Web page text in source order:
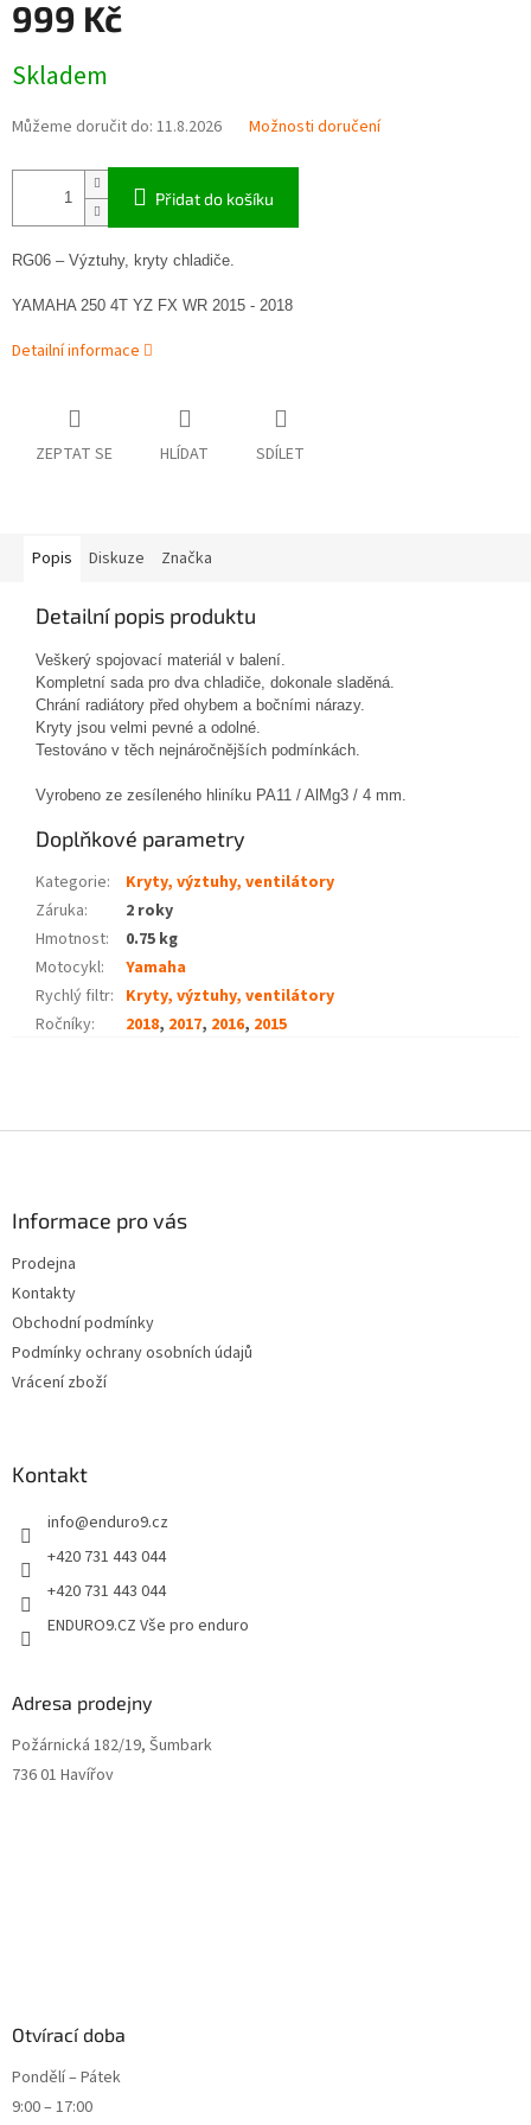
999 Kč
cena:
Skladem
Můžeme doručit do: 11.8.2026 Možnosti doručení
Přidat do košíku
RG06 – Výztuhy, kryty chladiče.
YAMAHA 250 4T YZ FX WR 2015 - 2018
Detailní informace
ZEPTAT SE HLÍDAT SDÍLET
Popis Diskuze Značka
Detailní popis produktu
Veškerý spojovací materiál v balení.
Kompletní sada pro dva chladiče, dokonale sladěná.
Chrání radiátory před ohybem a bočními nárazy.
Kryty jsou velmi pevné a odolné.
Testováno v těch nejnáročnějších podmínkách.
Vyrobeno ze zesíleného hliníku PA11 / AlMg3 / 4 mm.
Doplňkové parametry
Kategorie:
Kryty, výztuhy, ventilátory
Záruka:
2 roky
Hmotnost:
0.75 kg
Motocykl:
Yamaha
Rychlý filtr: Kryty, výztuhy, ventilátory
Ročníky: 2018, 2017, 2016, 2015
Informace pro vás
Prodejna
Kontakty
Obchodní podmínky
Podmínky ochrany osobních údajů
Vrácení zboží
Kontakt
info@enduro9.cz
+420 731 443 044
+420 731 443 044
ENDURO9.CZ Vše pro enduro
Adresa prodejny
Požárnická 182/19, Šumbark
736 01 Havířov
Otvírací doba
Pondělí – Pátek
9:00 – 17:00